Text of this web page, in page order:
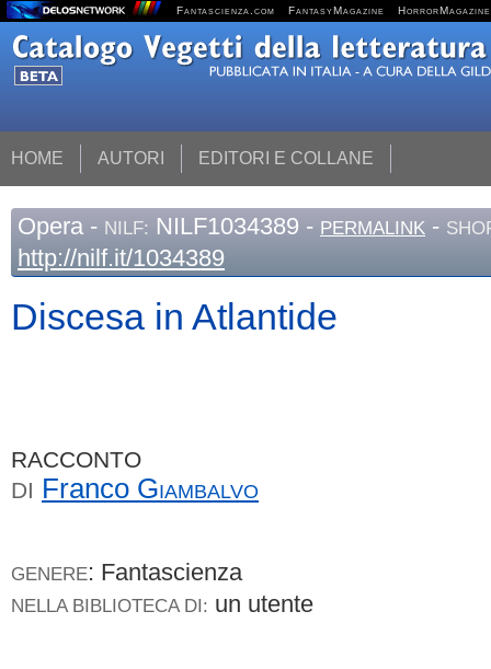
Fantascienza.com FantasyMagazine HorrorMagazine
HOME AUTORI EDITORI E COLLANE
Opera - NILF: NILF1034389 - PERMALINK -
http://nilf.it/1034389
Discesa in Atlantide
RACCONTO
DI Franco Giambalvo
GENERE: Fantascienza
NELLA BIBLIOTECA DI: un utente